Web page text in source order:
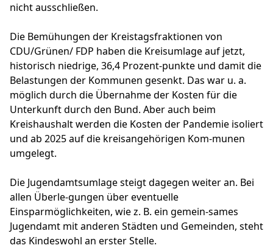
nicht ausschließen.
Die Bemühungen der Kreistagsfraktionen von
CDU/Grünen/ FDP haben die Kreisumlage auf jetzt,
historisch niedrige, 36,4 Prozent-punkte und damit die
Belastungen der Kommunen gesenkt. Das war u. a.
möglich durch die Übernahme der Kosten für die
Unterkunft durch den Bund. Aber auch beim
Kreishaushalt werden die Kosten der Pandemie isoliert
und ab 2025 auf die kreisangehörigen Kom-munen
umgelegt.
Die Jugendamtsumlage steigt dagegen weiter an. Bei
allen Überle-gungen über eventuelle
Einsparmöglichkeiten, wie z. B. ein gemein-sames
Jugendamt mit anderen Städten und Gemeinden, steht
das Kindeswohl an erster Stelle.